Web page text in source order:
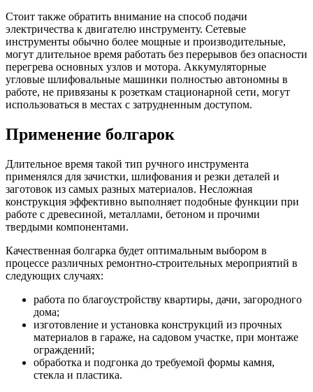
Стоит также обратить внимание на способ подачи
электричества к двигателю инструменту. Сетевые
инструменты обычно более мощные и производительные,
могут длительное время работать без перерывов без опасности
перегрева основных узлов и мотора. Аккумуляторные
угловые шлифовальные машинки полностью автономны в
работе, не привязаны к розеткам стационарной сети, могут
использоваться в местах с затрудненным доступом.
Применение болгарок
Длительное время такой тип ручного инструмента
применялся для зачистки, шлифования и резки деталей и
заготовок из самых разных материалов. Несложная
конструкция эффективно выполняет подобные функции при
работе с древесиной, металлами, бетоном и прочими
твердыми компонентами.
Качественная болгарка будет оптимальным выбором в
процессе различных ремонтно-строительных мероприятий в
следующих случаях:
работа по благоустройству квартиры, дачи, загородного
дома;
изготовление и установка конструкций из прочных
материалов в гараже, на садовом участке, при монтаже
ограждений;
обработка и подгонка до требуемой формы камня,
стекла и пластика.